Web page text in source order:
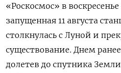
«Роскосмос» в
запущенная 11 августа
столкнулась с Луной и
существование. Днем
долетев до спутника